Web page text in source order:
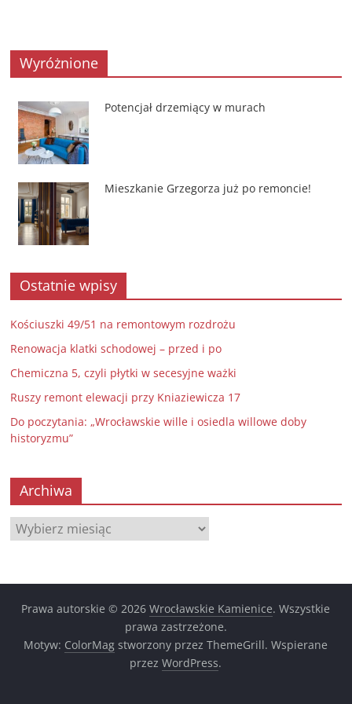
Wyróżnione
Potencjał drzemiący w murach
Mieszkanie Grzegorza już po remoncie!
Ostatnie wpisy
Kościuszki 49/51 na remontowym rozdrożu
Renowacja klatki schodowej – przed i po
Chemiczna 5, czyli płytki w secesyjne ważki
Ruszy remont elewacji przy Kniaziewicza 17
Do poczytania: „Wrocławskie wille i osiedla willowe doby
historyzmu”
Archiwa
Archiwa
Prawa autorskie © 2026Wrocławskie Kamienice. Wszystkie
prawa zastrzeżone.
Motyw: ColorMag stworzony przez ThemeGrill. Wspierane
przezWordPress.